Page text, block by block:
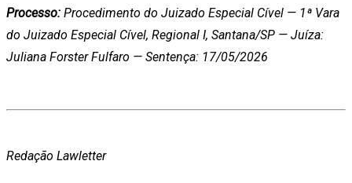
Processo: Procedimento do Juizado Especial Cível — 1ª Vara
do Juizado Especial Cível, Regional I, Santana/SP — Juíza:
Juliana Forster Fulfaro — Sentença: 17/05/2026
Redação Lawletter